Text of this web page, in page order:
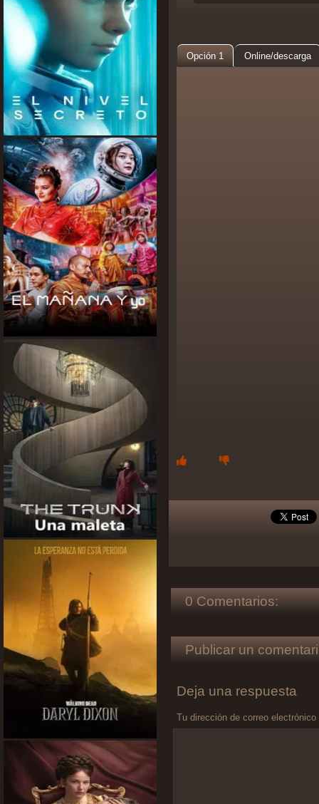
Opción 1 Online/descarga
0 Comentarios:
Publicar un
Deja una respuesta
Tu dirección de correo